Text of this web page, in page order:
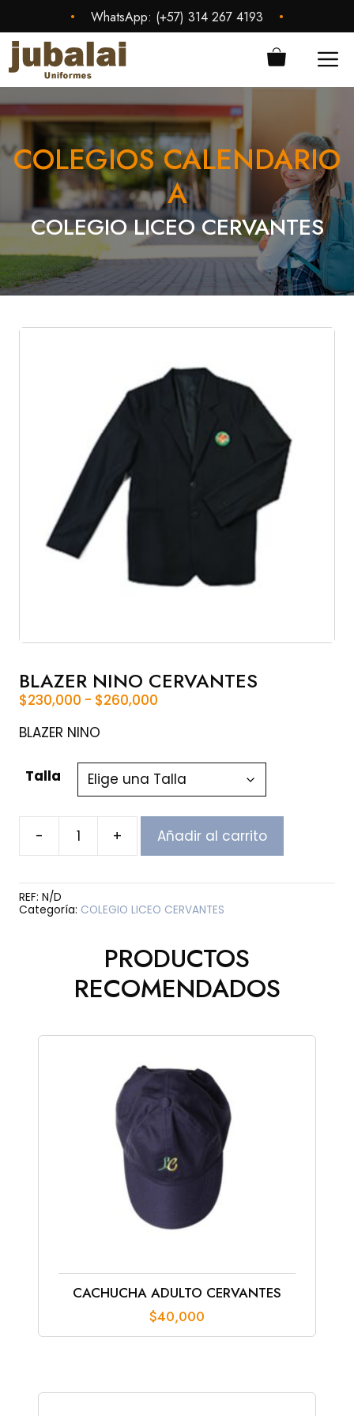
contenido
• WhatsApp: (+57) 314 267 4193 •
COLEGIOS CALENDARIO
A
COLEGIO LICEO CERVANTES
BLAZER NINO CERVANTES
$230,000 - $260,000
$230,000
hasta
$260,000
BLAZER NINO
Talla
-
BLAZER
NINO
+ Añadir al carrito
REF: N/D
Categoría: COLEGIO LICEO CERVANTES
PRODUCTOS
RECOMENDADOS
CACHUCHA ADULTO CERVANTES
$40,000